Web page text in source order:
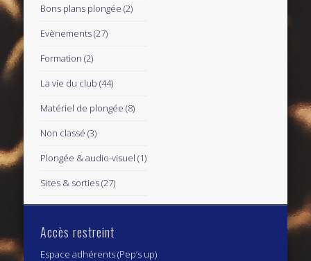
Bons plans plongée (2)
Evènements(27)
Formation (2)
La vie du club (44)
Matériel de plongée (8)
Non classé (3)
Plongée & audio-visuel (1)
Sites & sorties(27)
Accès restreint
Espace adhérents (Pep’s up)